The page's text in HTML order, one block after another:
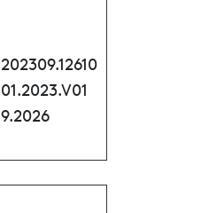
202309.12610
01.2023.V01
9.2026